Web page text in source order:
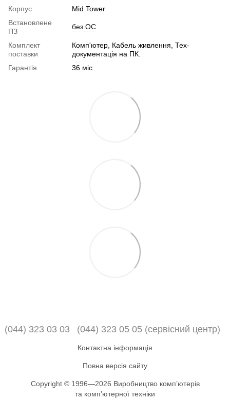
Корпус
Mid Tower
Встановлене
ПЗ
без ОС
Комплект
поставки
Комп'ютер, Кабель живлення, Тех-
документація на ПК.
Гарантія
36 міс.
(044) 323 03 03 (044) 323 05 05 (сервісний центр)
Контактна інформація
Повна версія сайту
Copyright © 1996—2026 Виробництво компʼютерів
та компʼютерної техніки